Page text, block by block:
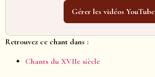
Gérer les vidéos YouTube
Retrouvez ce chant dans :
Chants du XVIIe siècle